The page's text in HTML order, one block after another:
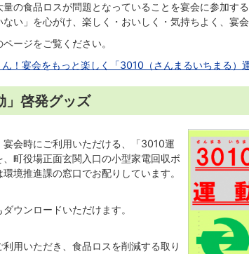
の食品ロスが問題となっていることを宴会に参加す
い」を心がけ、楽しく・おいしく・気持ちよく、宴
ージをご覧ください。
！宴会をもっと楽しく「3010（さんまるいちまる）
」啓発グッズ
宴会時にご利用いただける、「3010運
町役場正面玄関入口の小型家電回収ボ
境推進課の窓口でお配りしています。
ウンロードいただけます。
用いただき、食品ロスを削減する取り